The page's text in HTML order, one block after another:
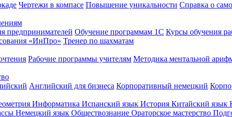
Чертежи в компасе Повышение уникальности Справка о
предпринимателей Обучение программам 1С Курсы обучения
«ИнПро» Тренер по шахматам
Рабочие программы учителям Методика ментальной
Английский для бизнеса Корпоративный немецкий
Информатика Испанский язык История Китайский язык
Немецкий язык Обществознание Ораторское мастерство